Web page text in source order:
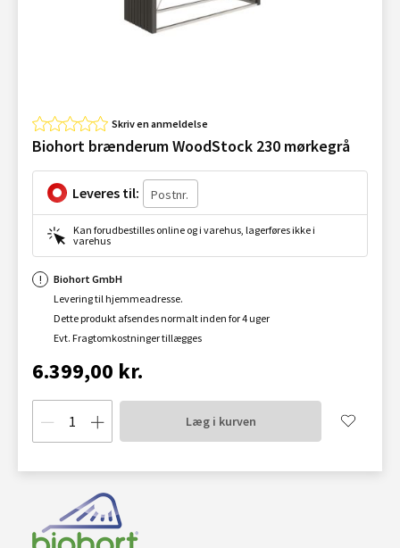
Skriv en anmeldelse
Biohort brænderum WoodStock 230 mørkegrå
Leveres til:
Kan forudbestilles online og i varehus, lagerføres ikke i
varehus
Biohort GmbH
Levering til hjemmeadresse.
Dette produkt afsendes normalt inden for 4 uger
Evt. Fragtomkostninger tillægges
6.399,00 kr.
Læg i kurven